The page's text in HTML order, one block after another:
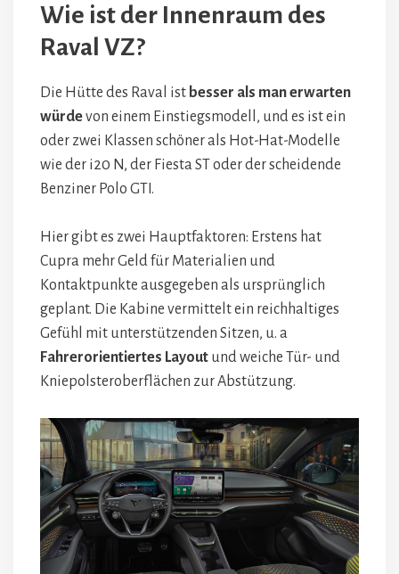
Wie ist der Innenraum des
Raval VZ?
Die Hütte des Raval ist besser als man erwarten
würdevon einem Einstiegsmodell, und es ist ein
oder zwei Klassen schöner als Hot-Hat-Modelle
wie der i20 N, der Fiesta ST oder der scheidende
Benziner Polo GTI.
Hier gibt es zwei Hauptfaktoren: Erstens hat
Cupra mehr Geld für Materialien und
Kontaktpunkte ausgegeben als ursprünglich
geplant. Die Kabine vermittelt ein reichhaltiges
Gefühl mit unterstützenden Sitzen, u. a
Fahrerorientiertes Layout und weiche Tür- und
Kniepolsteroberflächen zur Abstützung.